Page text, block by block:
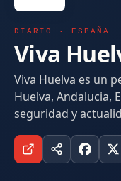
DIARIO · ESPAÑA
Viva
Viva Huelva es un
Huelva, Andalucia,
seguridad y